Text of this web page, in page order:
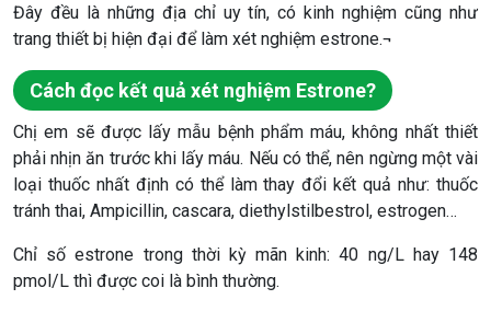
Đây đều là những địa chỉ uy tín, có kinh nghiệm cũng như
trang thiết bị hiện đại để làm xét nghiệm estrone.¬
Cách đọc kết quả xét nghiệm Estrone?
Chị em sẽ được lấy mẫu bệnh phẩm máu, không nhất thiết
phải nhịn ăn trước khi lấy máu. Nếu có thể, nên ngừng một vài
loại thuốc nhất định có thể làm thay đổi kết quả như: thuốc
tránh thai, Ampicillin, cascara, diethylstilbestrol, estrogen…
Chỉ số estrone trong thời kỳ mãn kinh: 40 ng/L hay 148
pmol/L thì được coi là bình thường.